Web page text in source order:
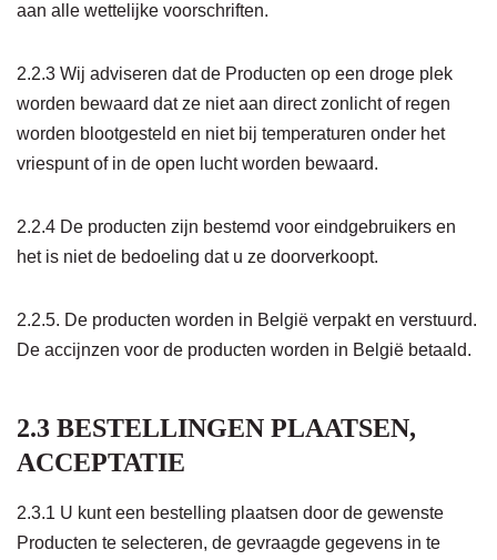
aan alle wettelijke voorschriften.
2.2.3 Wij adviseren dat de Producten op een droge plek
worden bewaard dat ze niet aan direct zonlicht of regen
worden blootgesteld en niet bij temperaturen onder het
vriespunt of in de open lucht worden bewaard.
2.2.4 De producten zijn bestemd voor eindgebruikers en
het is niet de bedoeling dat u ze doorverkoopt.
2.2.5. De producten worden in België verpakt en verstuurd.
De accijnzen voor de producten worden in België betaald.
2.3 BESTELLINGEN PLAATSEN,
ACCEPTATIE
2.3.1 U kunt een bestelling plaatsen door de gewenste
Producten te selecteren, de gevraagde gegevens in te